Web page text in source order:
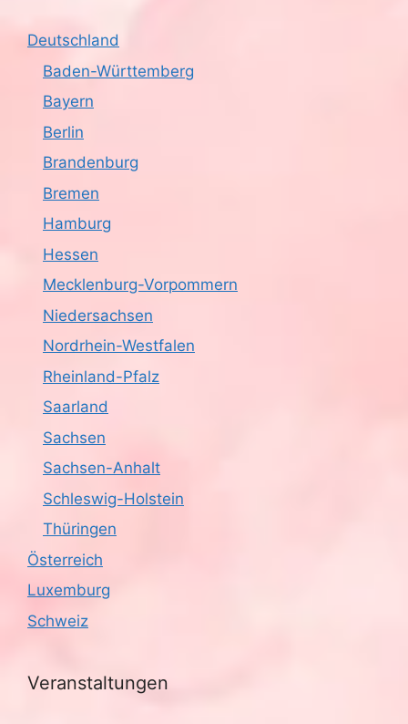
Deutschland
Baden-Württemberg
Bayern
Berlin
Brandenburg
Bremen
Hamburg
Hessen
Mecklenburg-Vorpommern
Niedersachsen
Nordrhein-Westfalen
Rheinland-Pfalz
Saarland
Sachsen
Sachsen-Anhalt
Schleswig-Holstein
Thüringen
Österreich
Luxemburg
Schweiz
Veranstaltungen